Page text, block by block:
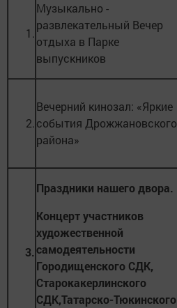
1.
Музыкально -
развлекательный Вечер
отдыха в Парке
выпускников
2.
Вечерний кинозал: «Яркие
события Дрожжановского
района»
3.
Праздники нашего двора.
Концерт участников
художественной
самодеятельности
Городищенского СДК,
Старокакерлинского
СДК,Татарско-Тюкинского